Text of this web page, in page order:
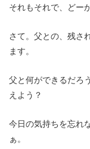
それもそれで、どー
さて。父との、残さ
ます。
父と何ができるだろ
えよう？
今日の気持ちを忘れ
ぁ。